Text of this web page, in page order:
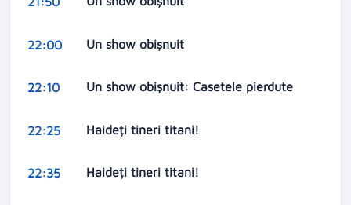
22:00 Un show obişnuit
22:10 Un show obișnuit: Casetele pierdute
22:25 Haideți tineri titani!
22:35 Haideți tineri titani!